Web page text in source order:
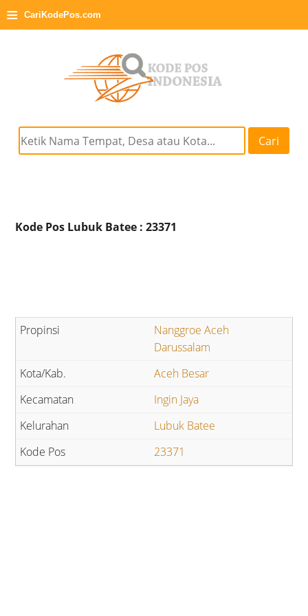
≡ CariKodePos.com
Cari
Kode Pos Lubuk Batee : 23371
Nanggroe Aceh
Darussalam
Aceh Besar
Ingin Jaya
Lubuk Batee
23371